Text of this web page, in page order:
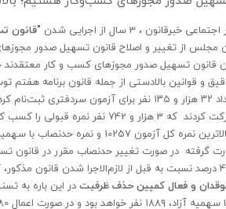
، 3 سال از اجرایی شدن "قانون
مجلس از تغییر و اصلاح قانون تسهیل صدور
قانون تسهیل صدور مجوزهای کسب و کار معتقدند
و قوانین بالادستی از جمله قانون برنامه هفتم
با سهمیه آزاد تراز 5٩٨٩ و افراد دارای سهمیه 5١٣٣ بوده است.
گرفته در صورت تغییر حدنصاب مقرر در
و فعال کمپین حذف ظرفیت